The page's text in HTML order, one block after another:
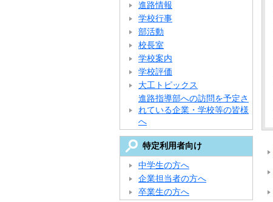
進路情報
学校行事
部活動
校長室
学校案内
学校評価
大工トピックス
進路指導部への訪問を予定さ
れている企業・学校等の皆様
へ
特定利用者向け
中学生の方へ
企業担当者の方へ
卒業生の方へ